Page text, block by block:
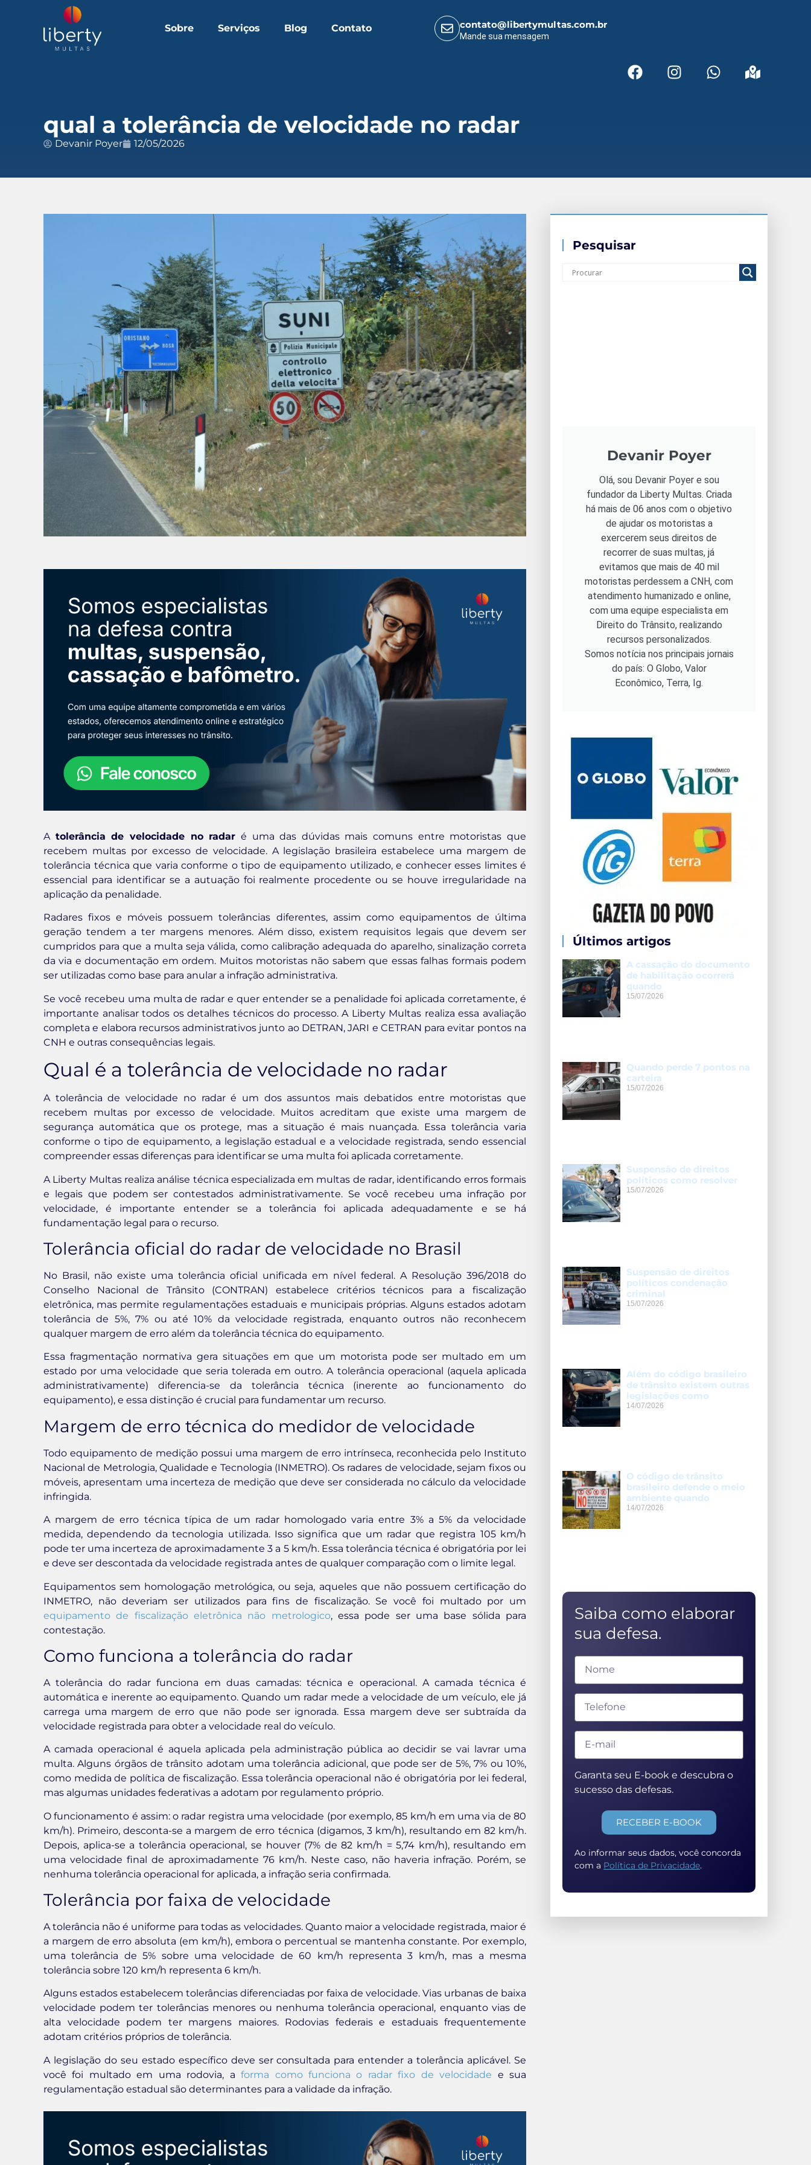
Sobre Serviços Blog Contato contato@libertymultas.com.br
Mande sua mensagem
qual a tolerância de velocidade no radar
Devanir Poyer 12/05/2026
A tolerância de velocidade no radar é uma das dúvidas mais comuns entre motoristas que
recebem multas por excesso de velocidade. A legislação brasileira estabelece uma margem de
tolerância técnica que varia conforme o tipo de equipamento utilizado, e conhecer esses limites é
essencial para identificar se a autuação foi realmente procedente ou se houve irregularidade na
aplicação da penalidade.
Radares fixos e móveis possuem tolerâncias diferentes, assim como equipamentos de última
geração tendem a ter margens menores. Além disso, existem requisitos legais que devem ser
cumpridos para que a multa seja válida, como calibração adequada do aparelho, sinalização correta
da via e documentação em ordem. Muitos motoristas não sabem que essas falhas formais podem
ser utilizadas como base para anular a infração administrativa.
Se você recebeu uma multa de radar e quer entender se a penalidade foi aplicada corretamente, é
importante analisar todos os detalhes técnicos do processo. A Liberty Multas realiza essa avaliação
completa e elabora recursos administrativos junto ao DETRAN, JARI e CETRAN para evitar pontos na
CNH e outras consequências legais.
Qual é a tolerância de velocidade no radar
A tolerância de velocidade no radar é um dos assuntos mais debatidos entre motoristas que
recebem multas por excesso de velocidade. Muitos acreditam que existe uma margem de
segurança automática que os protege, mas a situação é mais nuançada. Essa tolerância varia
conforme o tipo de equipamento, a legislação estadual e a velocidade registrada, sendo essencial
compreender essas diferenças para identificar se uma multa foi aplicada corretamente.
A Liberty Multas realiza análise técnica especializada em multas de radar, identificando erros formais
e legais que podem ser contestados administrativamente. Se você recebeu uma infração por
velocidade, é importante entender se a tolerância foi aplicada adequadamente e se há
fundamentação legal para o recurso.
Tolerância oficial do radar de velocidade no Brasil
No Brasil, não existe uma tolerância oficial unificada em nível federal. A Resolução 396/2018 do
Conselho Nacional de Trânsito (CONTRAN) estabelece critérios técnicos para a fiscalização
eletrônica, mas permite regulamentações estaduais e municipais próprias. Alguns estados adotam
tolerância de 5%, 7% ou até 10% da velocidade registrada, enquanto outros não reconhecem
qualquer margem de erro além da tolerância técnica do equipamento.
Essa fragmentação normativa gera situações em que um motorista pode ser multado em um
estado por uma velocidade que seria tolerada em outro. A tolerância operacional (aquela aplicada
administrativamente) diferencia-se da tolerância técnica (inerente ao funcionamento do
equipamento), e essa distinção é crucial para fundamentar um recurso.
Margem de erro técnica do medidor de velocidade
Todo equipamento de medição possui uma margem de erro intrínseca, reconhecida pelo Instituto
Nacional de Metrologia, Qualidade e Tecnologia (INMETRO). Os radares de velocidade, sejam fixos ou
móveis, apresentam uma incerteza de medição que deve ser considerada no cálculo da velocidade
infringida.
A margem de erro técnica típica de um radar homologado varia entre 3% a 5% da velocidade
medida, dependendo da tecnologia utilizada. Isso significa que um radar que registra 105 km/h
pode ter uma incerteza de aproximadamente 3 a 5 km/h. Essa tolerância técnica é obrigatória por lei
e deve ser descontada da velocidade registrada antes de qualquer comparação com o limite legal.
Equipamentos sem homologação metrológica, ou seja, aqueles que não possuem certificação do
INMETRO, não deveriam ser utilizados para fins de fiscalização. Se você foi multado por um
equipamento de fiscalização eletrônica não metrologico, essa pode ser uma base sólida para
contestação.
Como funciona a tolerância do radar
A tolerância do radar funciona em duas camadas: técnica e operacional. A camada técnica é
automática e inerente ao equipamento. Quando um radar mede a velocidade de um veículo, ele já
carrega uma margem de erro que não pode ser ignorada. Essa margem deve ser subtraída da
velocidade registrada para obter a velocidade real do veículo.
A camada operacional é aquela aplicada pela administração pública ao decidir se vai lavrar uma
multa. Alguns órgãos de trânsito adotam uma tolerância adicional, que pode ser de 5%, 7% ou 10%,
como medida de política de fiscalização. Essa tolerância operacional não é obrigatória por lei federal,
mas algumas unidades federativas a adotam por regulamento próprio.
O funcionamento é assim: o radar registra uma velocidade (por exemplo, 85 km/h em uma via de 80
km/h). Primeiro, desconta-se a margem de erro técnica (digamos, 3 km/h), resultando em 82 km/h.
Depois, aplica-se a tolerância operacional, se houver (7% de 82 km/h = 5,74 km/h), resultando em
uma velocidade final de aproximadamente 76 km/h. Neste caso, não haveria infração. Porém, se
nenhuma tolerância operacional for aplicada, a infração seria confirmada.
Tolerância por faixa de velocidade
A tolerância não é uniforme para todas as velocidades. Quanto maior a velocidade registrada, maior é
a margem de erro absoluta (em km/h), embora o percentual se mantenha constante. Por exemplo,
uma tolerância de 5% sobre uma velocidade de 60 km/h representa 3 km/h, mas a mesma
tolerância sobre 120 km/h representa 6 km/h.
Alguns estados estabelecem tolerâncias diferenciadas por faixa de velocidade. Vias urbanas de baixa
velocidade podem ter tolerâncias menores ou nenhuma tolerância operacional, enquanto vias de
alta velocidade podem ter margens maiores. Rodovias federais e estaduais frequentemente
adotam critérios próprios de tolerância.
A legislação do seu estado específico deve ser consultada para entender a tolerância aplicável. Se
você foi multado em uma rodovia, aforma como funciona o radar fixo de velocidade e sua
regulamentação estadual são determinantes para a validade da infração.
Pesquisar
Devanir Poyer
Olá, sou Devanir Poyer e sou
fundador da Liberty Multas. Criada
há mais de 06 anos com o objetivo
de ajudar os motoristas a
exercerem seus direitos de
recorrer de suas multas, já
evitamos que mais de 40 mil
motoristas perdessem a CNH, com
atendimento humanizado e online,
com uma equipe especialista em
Direito do Trânsito, realizando
recursos personalizados.
Somos notícia nos principais jornais
do país: O Globo, Valor
Econômico, Terra, Ig.
Últimos artigos
A cassação do documento
de habilitação ocorrerá
quando
15/07/2026
Quando perde 7 pontos na
carteira
15/07/2026
Suspensão de direitos
políticos como resolver
15/07/2026
Suspensão de direitos
políticos condenação
criminal
15/07/2026
Além do código brasileiro
de trânsito existem outras
legislações como
14/07/2026
O código de trânsito
brasileiro defende o meio
ambiente quando
14/07/2026
Saiba como elaborar
sua defesa.
Garanta seu E-book e descubra o
sucesso das defesas.
RECEBER E-BOOK
Ao informar seus dados, você concorda
com a Política de Privacidade.